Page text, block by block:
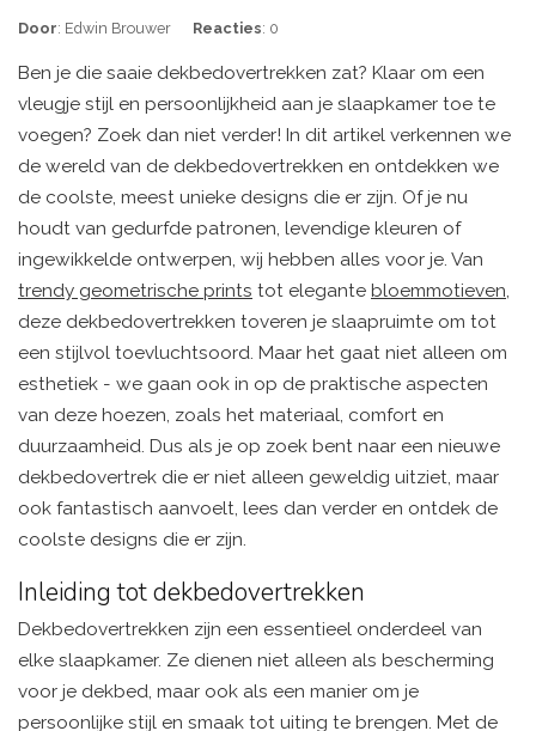
Door: Edwin Brouwer Reacties: 0
Ben je die saaie dekbedovertrekken zat? Klaar om een
vleugje stijl en persoonlijkheid aan je slaapkamer toe te
voegen? Zoek dan niet verder! In dit artikel verkennen we
de wereld van de dekbedovertrekken en ontdekken we
de coolste, meest unieke designs die er zijn. Of je nu
houdt van gedurfde patronen, levendige kleuren of
ingewikkelde ontwerpen, wij hebben alles voor je. Van
trendy geometrische prints tot elegante bloemmotieven,
deze dekbedovertrekken toveren je slaapruimte om tot
een stijlvol toevluchtsoord. Maar het gaat niet alleen om
esthetiek - we gaan ook in op de praktische aspecten
van deze hoezen, zoals het materiaal, comfort en
duurzaamheid. Dus als je op zoek bent naar een nieuwe
dekbedovertrek die er niet alleen geweldig uitziet, maar
ook fantastisch aanvoelt, lees dan verder en ontdek de
coolste designs die er zijn.
Inleiding tot dekbedovertrekken
Dekbedovertrekken zijn een essentieel onderdeel van
elke slaapkamer. Ze dienen niet alleen als bescherming
voor je dekbed, maar ook als een manier om je
persoonlijke stijl en smaak tot uiting te brengen. Met de